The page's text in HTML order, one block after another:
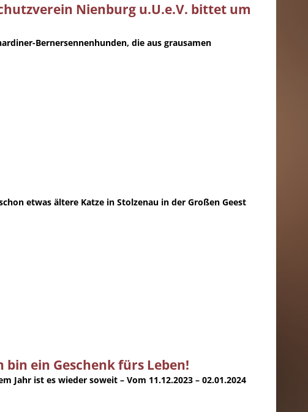
Nienburg u.U.e.V. bittet um
Bernersennenhunden, die aus grausamen
etwas ältere Katze in Stolzenau in der Großen Geest
ein Geschenk fürs Leben!
Jahr ist es wieder soweit – Vom 11.12.2023 – 02.01.2024